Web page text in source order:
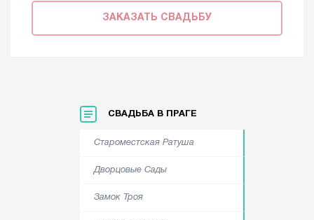
ЗАКАЗАТЬ СВАДЬБУ
СВАДЬБА В ПРАГЕ
Староместская Ратуша
Дворцовые Сады
Замок Троя